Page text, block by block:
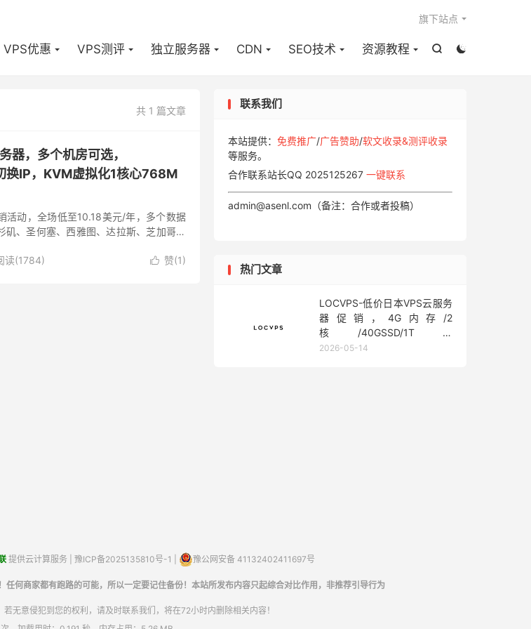


VPS优惠 VPS测评 独立服务器 CDN SEO技术 资源教程
旗下站点
共 1 篇文章
器，多个机房可选，
IP，KVM虚拟化1核心768M
动，全场低至10.18美元/年，多个数据
、圣何塞、西雅图、达拉斯、芝加哥、
 赞(1)
读(1784)
联系我们
本站提供： 免费推广/广告赞助/软文收录&测评收录
等服务。
合作联系站长QQ 2025125267 一键联系
admin@asenl.com（备注：合作或者投稿）
热门文章
LOCVPS-低价日本VPS云服务
器促销，4G内存/2
核/40GSSD/1T流
量/450Mbps带宽，低至36元/
2026-05-14
提供云计算服务 | 豫ICP备2025135810号-1 豫公网安备 41132402411697号
任何商家都有跑路的可能，所以一定要记住备份！本站所发布内容只起综合对比作用，非推荐引导行为
无意侵犯到您的权利，请及时联系我们，将在72小时内删除相关内容！